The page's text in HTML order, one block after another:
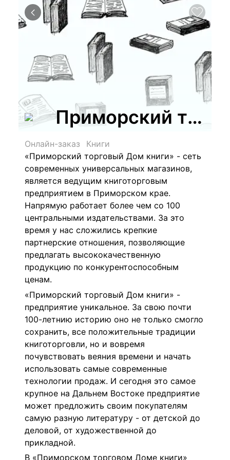
Приморский
Онлайн-заказ
Книги
«Приморский торговый Дом книги» - сеть
современных универсальных магазинов,
является ведущим книготорговым
предприятием в Приморском крае.
Напрямую работает более чем со 100
центральными издательствами. За это
время у нас сложились крепкие
партнерские отношения, позволяющие
предлагать высококачественную
продукцию по конкурентоспособным
ценам.
«Приморский торговый Дом книги» -
предприятие уникальное. За свою почти
100-летнию историю оно не только смогло
сохранить, все положительные традиции
книготорговли, но и вовремя
почувствовать веяния времени и начать
использовать самые современные
технологии продаж. И сегодня это самое
крупное на Дальнем Востоке предприятие
может предложить своим покупателям
самую разную литературу - от детской до
деловой, от художественной до
прикладной.
В «Приморском торговом Доме книги»